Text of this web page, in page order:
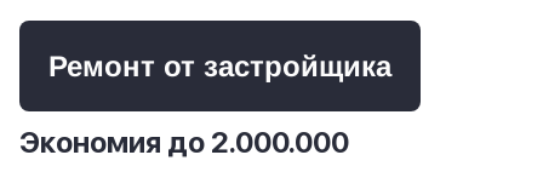
Ремонт от застройщика
Экономия до 2.000.000